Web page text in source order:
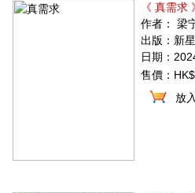
《 真需求 》
作者： 梁
出版：新
日期：
售價：HK$
放